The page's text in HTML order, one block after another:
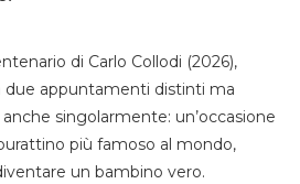
di Carlo Collodi (2026),
due appuntamenti distinti ma
singolarmente: un’occasione
più famoso al mondo,
un bambino vero.